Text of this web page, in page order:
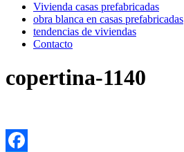
Vivienda casas prefabricadas
obra blanca en casas prefabricadas
tendencias de viviendas
Contacto
copertina-1140